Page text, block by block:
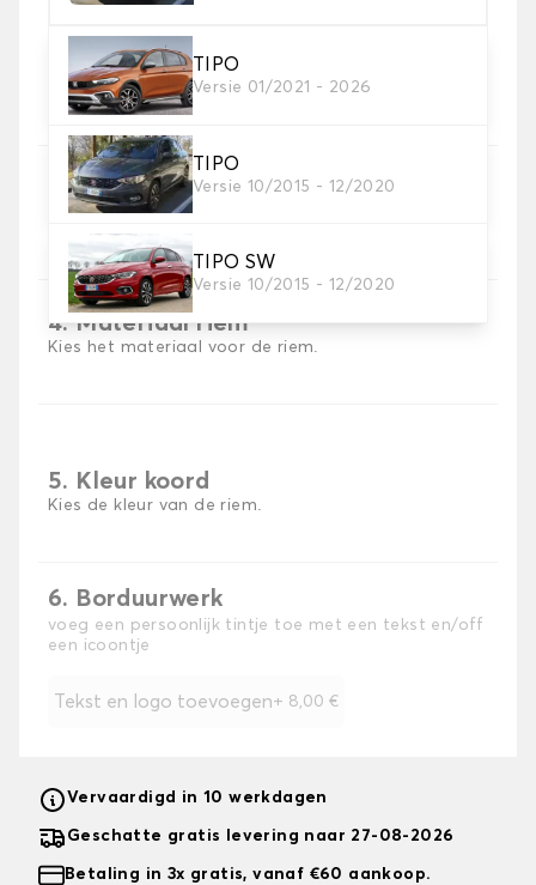
TIPO
Versie 01/2021 - 2026
TIPO
Versie 10/2015 - 12/2020
TIPO SW
Versie 10/2015 - 12/2020
2. Materiaal
Kies het materiaal van uw kofferbakmat
3. Tapijt kleuren
Kies de kleur van je tapijt kofferruimte.
4. Materiaal riem
Kies het materiaal voor de riem.
5. Kleur koord
Kies de kleur van de riem.
6. Borduurwerk
voeg een persoonlijk tintje toe met een tekst en/off
een icoontje
Tekst en logo toevoegen+ 8,00 €
Vervaardigd in 10 werkdagen
Geschatte gratis levering naar 27-08-2026
Betaling in 3x gratis, vanaf €60 aankoop.